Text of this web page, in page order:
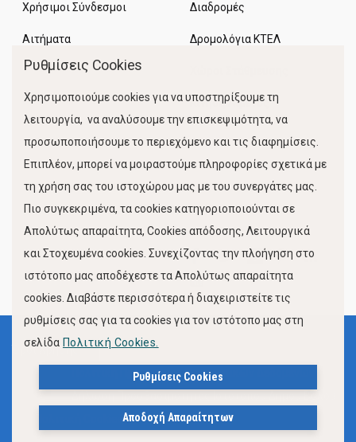
Χρήσιμοι Σύνδεσμοι
Αιτήματα
Διαδρομές
Δρομολόγια ΚΤΕΛ
Κίνηση Λιμένος
FOLLOW US
Όροι Χρήσης
Πολιτική Προστασίας Προσωπικών Δεδομένων
Πολιτική Cookies
Ρυθμίσεις Cookies
Χρησιμοποιούμε cookies για να υποστηρίξουμε τη
λειτουργία, να αναλύσουμε την επισκεψιμότητα, να
προσωποποιήσουμε το περιεχόμενο και τις διαφημίσεις.
Επιπλέον, μπορεί να μοιραστούμε πληροφορίες σχετικά με
τη χρήση σας του ιστοχώρου μας με του συνεργάτες μας.
Πιο συγκεκριμένα, τα cookies κατηγοριοποιούνται σε
Απολύτως απαραίτητα, Cookies απόδοσης, Λειτουργικά
και Στοχευμένα cookies. Συνεχίζοντας την πλοήγηση στο
ιστότοπο μας αποδέχεστε τα Απολύτως απαραίτητα
cookies. Διαβάστε περισσότερα ή διαχειριστείτε τις
ρυθμίσεις σας για τα cookies για τον ιστότοπο μας στη
σελίδα Πολιτική Cookies.
Ρυθμίσεις Cookies
Αποδοχή Απαραίτητων